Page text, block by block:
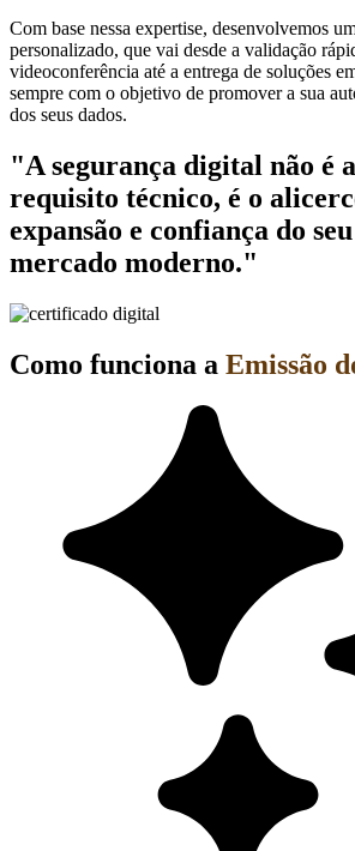
Com base nessa expertise, desenvolvemos
personalizado, que vai desde a validação
videoconferência até a entrega de soluções
sempre com o objetivo de promover a sua
dos seus dados.
"A segurança digital não é
requisito técnico, é o
expansão e confiança do
mercado moderno."
Como funciona a Emissão